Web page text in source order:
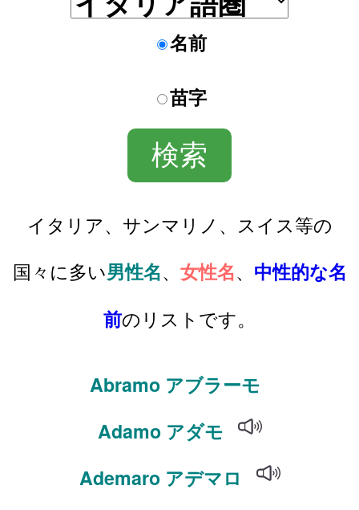
名前
苗字
イタリア、サンマリノ、スイス等の
国々に多い男性名、 女性名、 中性的な名
前のリストです。
Abramo アブラーモ
Adamo アダモ
Ademaro アデマロ